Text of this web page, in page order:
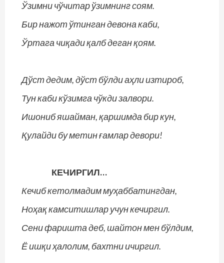
Ўзимни чўчитар ўзимнинг соям.
Бир нажот ўтинган девона каби,
Ўртага чиқади қалб деган қоям.
Дўст дедим, дўст бўлди аҳли изтироб,
Тун каби кўзимга чўкди залвори.
Ишониб яшайман, қаршимда бир кун,
Қулайди бу метин ғамлар девори!
КЕЧИРГИЛ…
Кечиб кетолмадим муҳаббатингдан,
Ноҳақ камситишлар учун кечиргил.
Сени фаришта деб, шайтон мен бўлдим,
Ё ишқи ҳалолим, бахтни ичиргил.